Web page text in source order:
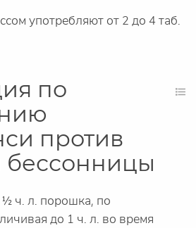
употребляют от 2 до 4 таб.
по
против
бессонницы
½ ч. л. порошка, по
до 1 ч. л. во время